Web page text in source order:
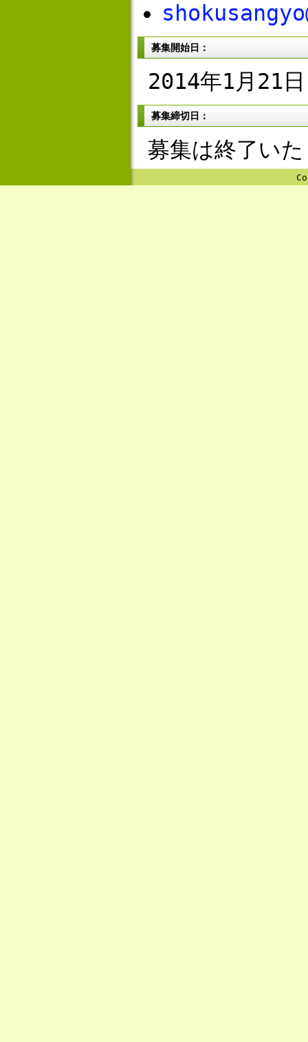
募集開始日：
2014年1月21
募集締切日：
募集は終了い